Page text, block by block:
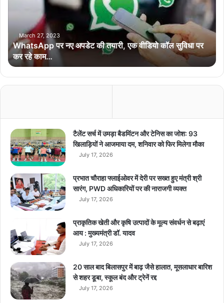
प
र
न
ए
ट
की
त
या
री
ए
क
वी
कॉ
ल
वि
धा
प
March 27, 2023
WhatsApp पर नए अपडेट की तयारी, एक वीडियो कॉल सुविधा पर
कर रहे काम…
टैलेंट सर्च में उमड़ा बैडमिंटन और टेनिस का जोश: 93
खिलाड़ियों ने आजमाया दम, शनिवार को फिर मिलेगा मौका
July 17, 2026
प्रभात चौराहा फ्लाईओवर में देरी पर सख्त हुए मंत्री श्री
सारंग, PWD अधिकारियों पर की नाराजगी व्यक्त
July 17, 2026
प्राकृतिक खेती और कृषि उत्पादों के मूल्य संवर्धन से बढ़ाएं
आय : मुख्यमंत्री डॉ. यादव
July 17, 2026
20 साल बाद बिलासपुर में बाढ़ जैसे हालात, मूसलाधार बारिश
से शहर डूबा, स्कूल बंद और ट्रेनें रद्द
July 17, 2026